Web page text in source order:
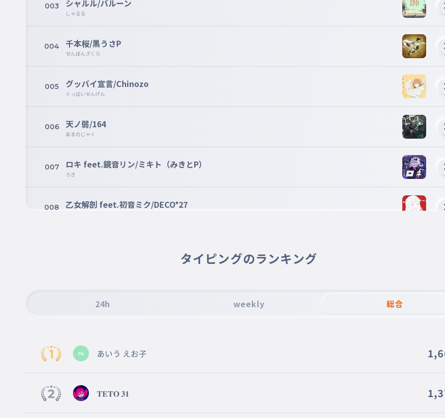
003 シャルル/バルーン
しゃるる
004 千本桜/黒うさP
せんぼんざくら
005 グッバイ宣言/Chinozo
ぐっばいせんげん
006 天ノ弱/164
あまのじゃく
007 ロキ feet.鏡音リン/ミキト（みきとP）
ろき
008 乙女解剖 feet.初音ミク/DECO*27
フォニイ/ツミキ
タイピングのランキング
24h weekly 総合
あいう えお子
𝐓𝐄𝐓𝐎 𝟑𝟏